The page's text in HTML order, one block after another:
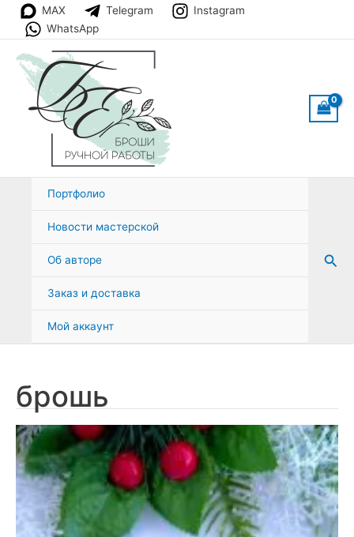
Перейти
содержимому
MAX Telegram
Instagram
WhatsApp
Портфолио
Новости мастерской
Об авторе
Заказ и доставка
Мой аккаунт
брошь